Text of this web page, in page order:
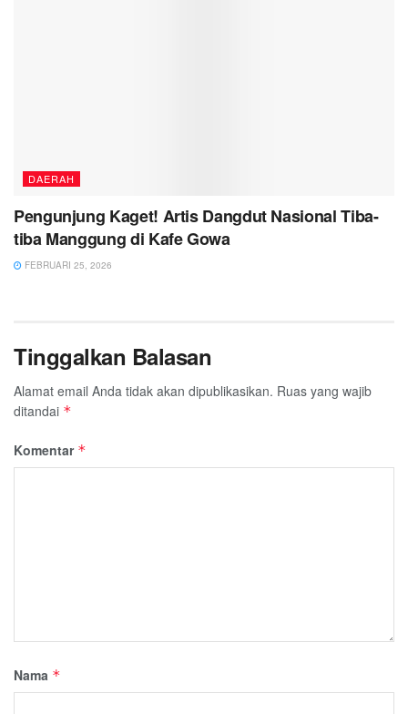
DAERAH
Pengunjung Kaget! Artis Dangdut Nasional Tiba-
tiba Manggung di Kafe Gowa
FEBRUARI 25, 2026
Tinggalkan Balasan
Alamat email Anda tidak akan dipublikasikan. Ruas yang wajib
ditandai *
Komentar *
Nama *